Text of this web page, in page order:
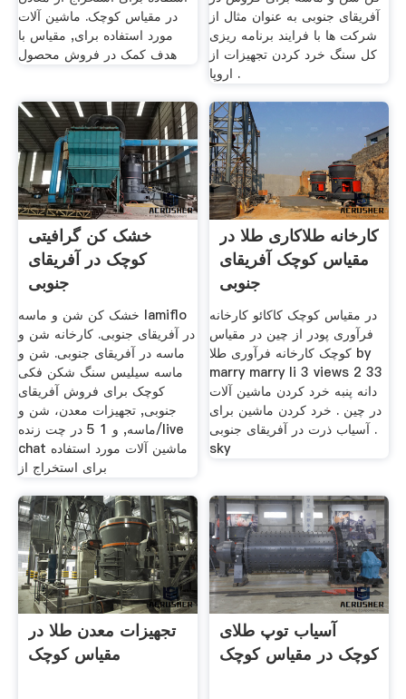
در مقیاس کوچک. ماشین آلات
مورد استفاده برای, مقیاس با
هدف کمک در فروش محصول
آفریقای جنوبی به عنوان مثال از
شرکت ها با فرایند برنامه ریزی
کل سنگ خرد کردن تجهیزات از
اروپا .
خشک کن گرافیتی
کوچک در آفریقای
جنوبی
خشک کن شن و ماسه lamiflo
در آفریقای جنوبی. کارخانه شن و
ماسه در آفریقای جنوبی. شن و
ماسه سیلیس سنگ شکن فکی
کوچک برای فروش آفریقای
جنوبی, تجهیزات معدن، شن و
ماسه, و 1 5 در چت زنده/live
chat ماشین آلات مورد استفاده
برای استخراج از
کارخانه طلاکاری طلا در
مقیاس کوچک آفریقای
جنوبی
در مقیاس کوچک کاکائو کارخانه
فرآوری پودر از چین در مقیاس
کوچک کارخانه فرآوری طلا by
marry marry li 3 views 2 33
دانه پنبه خرد کردن ماشین آلات
در چین . خرد کردن ماشین برای
آسیاب ذرت در آفریقای جنوبی .
sky
تجهیزات معدن طلا در
مقیاس کوچک
آسیاب توپ طلای
کوچک در مقیاس کوچک